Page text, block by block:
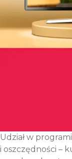
Udział w
i oszczędności –